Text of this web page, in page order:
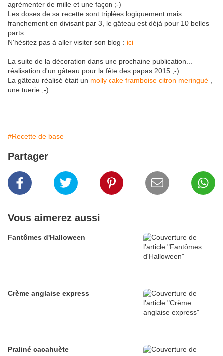
agrémenter de mille et une façon ;-)
Les doses de sa recette sont triplées logiquement mais
franchement en divisant par 3, le gâteau est déjà pour 10 belles
parts.
N'hésitez pas à aller visiter son blog : ici
La suite de la décoration dans une prochaine publication...
réalisation d'un gâteau pour la fête des papas 2015 ;-)
La gâteau réalisé était un molly cake framboise citron meringué
une tuerie ;-)
#Recette de base
Partager
Vous aimerez aussi
Fantômes d'Halloween
Crème anglaise express
Praliné cacahuète